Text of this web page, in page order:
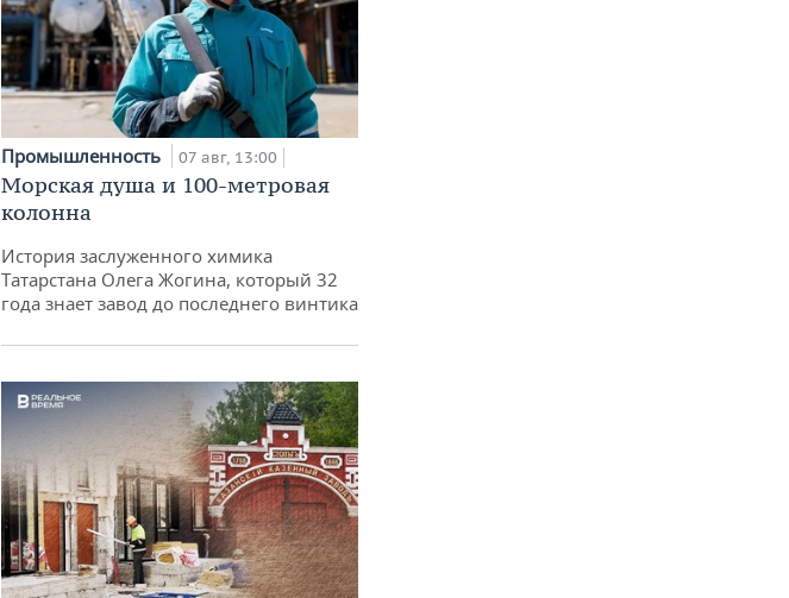
Промышленность 07 авг, 13:00
Морская душа и 100-метровая
колонна
История заслуженного химика
Татарстана Олега Жогина, который 32
года знает завод до последнего винтика